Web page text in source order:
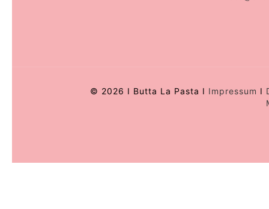
© 2026 I Butta La Pasta I Impressum I